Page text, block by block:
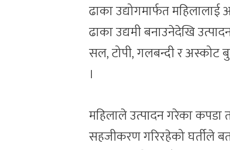
ढाका उद्योगमार्फत
ढाका उद्यमी बनाउनेदेखि
सल, टोपी, गलबन्दी र अस्कोट
।
महिलाले उत्पादन गरेका कपडा
सहजीकरण गरिरहेको घर्तीले